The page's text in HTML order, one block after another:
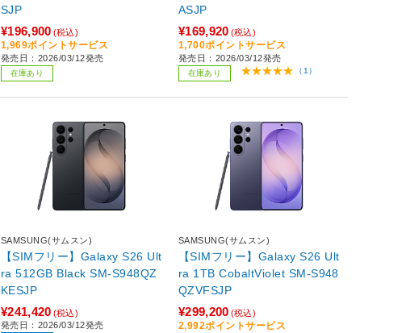
SJP
¥196,900 (税込)
1,969ポイントサービス
発売日：2026/03/12発売
在庫あり
ASJP
¥169,920 (税込)
1,700ポイントサービス
発売日：2026/03/12発売
在庫あり （1）
SAMSUNG(サムスン)
【SIMフリー】Galaxy S26 Ult
ra 512GB Black SM-S948QZ
KESJP
¥241,420 (税込)
発売日：2026/03/12発売
SAMSUNG(サムスン)
【SIMフリー】Galaxy S26 Ult
ra 1TB CobaltViolet SM-S948
QZVFSJP
¥299,200 (税込)
2,992ポイントサービス